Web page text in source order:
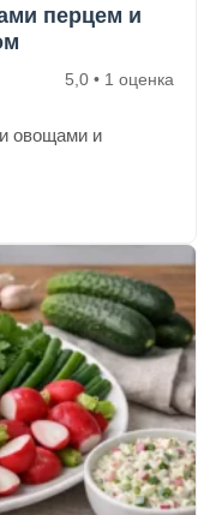
перцем и
5,0 • 1 оценка
овощами и